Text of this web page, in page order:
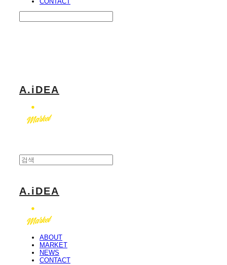
A.iDEA
A.iDEA
ABOUT
MARKET
NEWS
CONTACT